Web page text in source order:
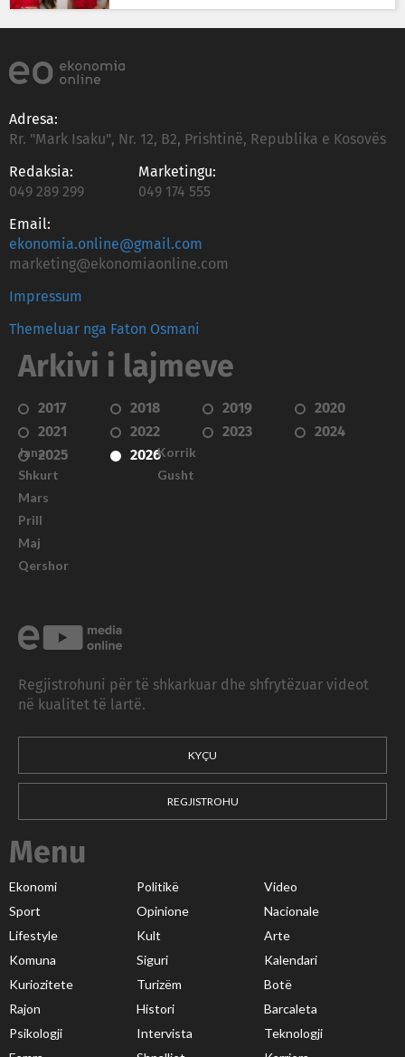
Adresa:
Rr. "Mark Isaku", Nr. 12, B2, Prishtinë, Republika e Kosovës
Redaksia:
049 289 299
Marketingu:
049 174 555
Email:
ekonomia.online@gmail.com
marketing@ekonomiaonline.com
Impressum
Themeluar nga Faton Osmani
Arkivi i lajmeve
2017 2018 2019
2020
2021
2022 2023
2024
2025
2026
Janar
Shkurt
Mars
Prill
Maj
Qershor
Korrik
Gusht
Regjistrohuni për të shkarkuar dhe shfrytëzuar videot
në kualitet të lartë.
KYÇU
REGJISTROHU
Menu
Ekonomi Politikë
Video
Sport
Opinione
Nacionale
Lifestyle
Kult
Arte
Komuna
Siguri
Kalendari
Kuriozitete
Turizëm
Botë
Rajon
Histori
Barcaleta
Psikologji
Intervista
Teknologji